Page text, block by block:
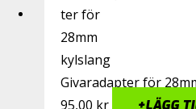
Givaradapter för
95,00 kr